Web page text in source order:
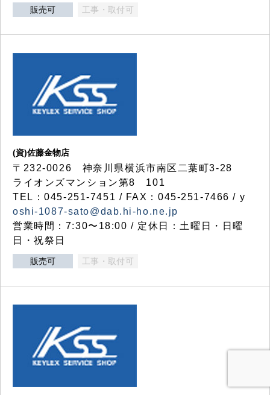
販売可 工事・取付可
(資)佐藤金物店
〒232-0026 神奈川県横浜市南区二葉町3-28
ライオンズマンション第8 101
TEL：045-251-7451 / FAX：045-251-7466 / y
oshi-1087-sato@dab.hi-ho.ne.jp
営業時間：7:30〜18:00 / 定休日：土曜日・日曜
日・祝祭日
販売可 工事・取付可